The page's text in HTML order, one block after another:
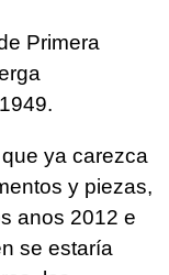
Primera
ya carezca
y piezas,
anos 2012 e
se estaría